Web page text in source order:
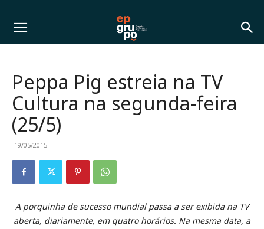
Peppa Pig estreia na TV
Cultura na segunda-feira
(25/5)
19/05/2015
A porquinha de sucesso mundial passa a ser exibida na TV
aberta, diariamente, em quatro horários. Na mesma data, a